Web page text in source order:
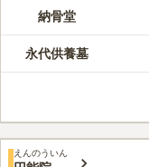
妙遠寺室内納
合祀墓やペット
アフリー設計で
駅」から徒歩9
この霊園はまだ誰からも
納骨堂
永代供養墓
えんのういん